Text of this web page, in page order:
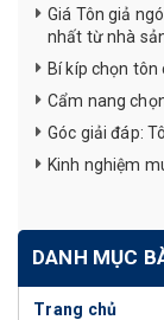
Giá Tôn giả
nhất từ nhà
Bí kíp chọn
Cẩm nang
Góc giải đáp:
Kinh nghiệm
DANH MỤC
Trang chủ